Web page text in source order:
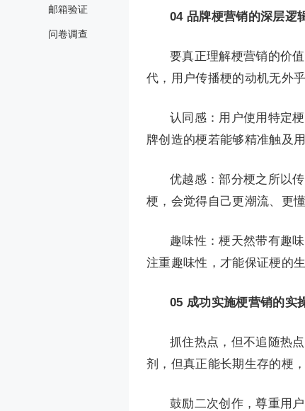
邮箱验证
问卷调查
04 品牌梗营销的深层逻
要真正理解梗营销的价
代，用户传播梗的动机无外
认同感：用户使用特定
牌创造的梗若能够精准触及
优越感：部分梗之所以
梗，会觉得自己更潮流、更
趣味性：梗天然带有趣
注重趣味性，才能保证梗的
05 成功实施梗营销的实
抓住热点，但不追随热
剂，但真正能长期生存的梗
鼓励二次创作，尊重用